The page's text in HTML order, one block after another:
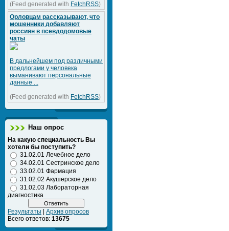
(Feed generated with FetchRSS)
Орловцам рассказывают, что
мошенники добавляют
россиян в псевдодомовые
чаты
В дальнейшем под различными
предлогами у человека
выманивают персональные
данные ...
(Feed generated with FetchRSS)
Наш опрос
На какую специальность Вы
хотели бы поступить?
31.02.01 Лечебное дело
34.02.01 Сестринское дело
33.02.01 Фармация
31.02.02 Акушерское дело
31.02.03 Лабораторная
диагностика
Результаты
Архив опросов
Всего ответов: 13675